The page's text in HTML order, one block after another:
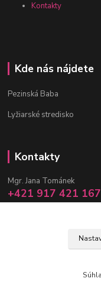
Kontakty
Kde nás nájdete
Pezinská Baba
Lyžiarské stredisko
Kontakty
Mgr. Jana Tománek
+421 917 421 167
(Po-Pia, 10 -17 hod.)